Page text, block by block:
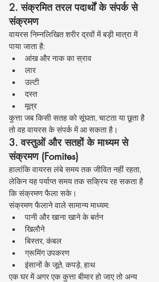
2. संक्रमित तरल पदार्थों के संपर्क से
संक्रमण
वायरस निम्नलिखित शरीर द्रवों में बड़ी मात्रा में
पाया जाता है:
आंख और नाक का स्राव
लार
उल्टी
दस्त
मूत्र
कुत्ता जब किसी सतह को सूंघता, चाटता या छूता है
तो वह वायरस के संपर्क में आ सकता है।
3. वस्तुओं और सतहों के माध्यम से
संक्रमण (Fomites)
हालांकि वायरस लंबे समय तक जीवित नहीं रहता,
लेकिन यह पर्याप्त समय तक सक्रिय रह सकता है
कि संक्रमण फैला सके।
संक्रमण फैलाने वाले सामान्य माध्यम:
पानी और खाना खाने के बर्तन
खिलौने
बिस्तर, कंबल
ग्रूमिंग उपकरण
इंसानों के जूते, कपड़े, हाथ
एक घर में अगर एक कुत्ता बीमार हो जाए तो अन्य